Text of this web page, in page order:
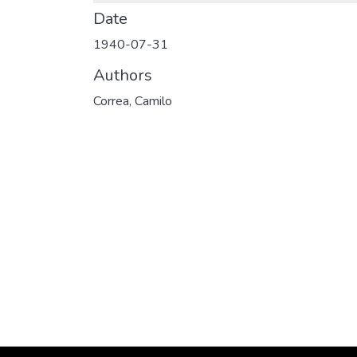
Date
1940-07-31
Authors
Correa, Camilo